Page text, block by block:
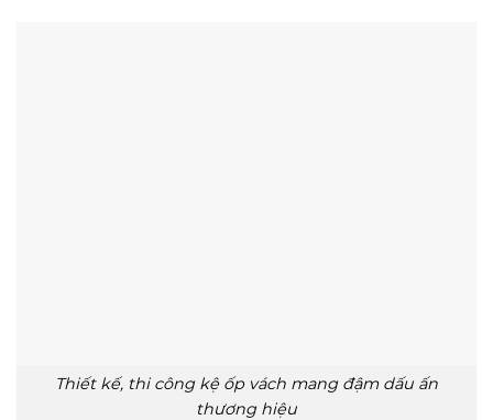
Thiết kế, thi công kệ ốp vách mang đậm dấu ấn
thương hiệu